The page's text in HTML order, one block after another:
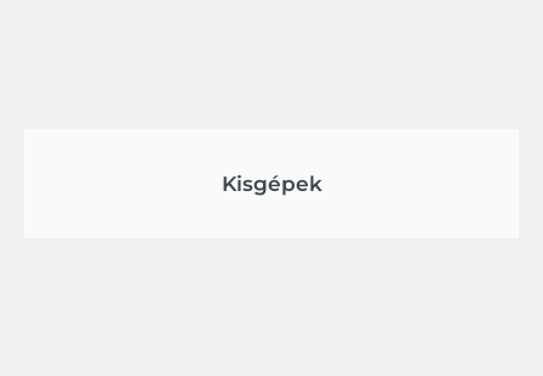
Kisgépek